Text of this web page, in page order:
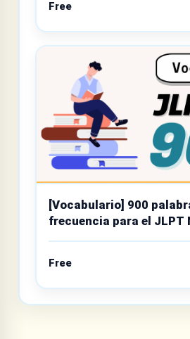
Free
[Vocabulario] 900
frecuencia para el JLPT
Free